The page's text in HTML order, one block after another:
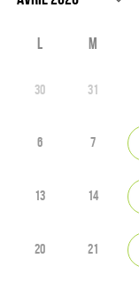
L M
30 31
6 7
13 14
20 21